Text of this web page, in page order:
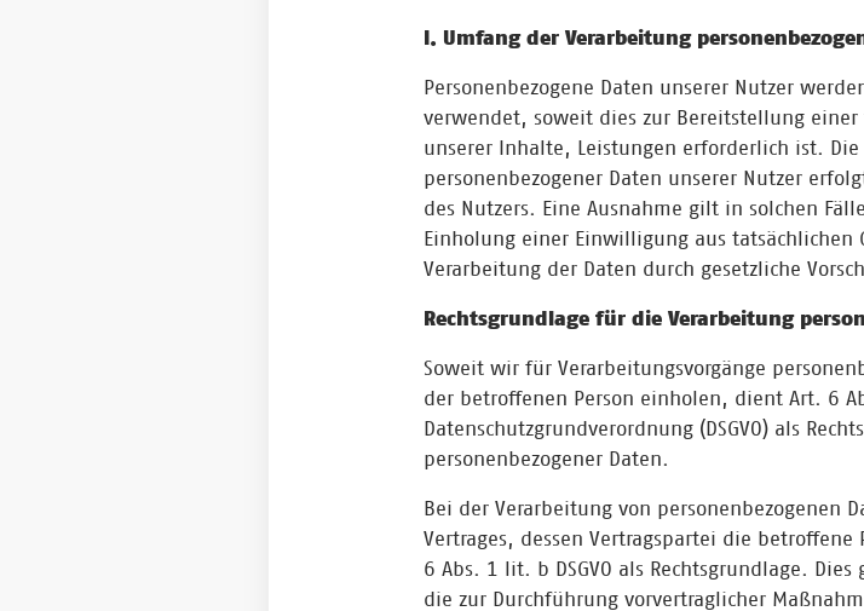
I. Umfang der Verarbeitung
Personenbezogene Daten unserer Nutzer
verwendet, soweit dies zur Bereitstellung
unserer Inhalte, Leistungen erforderlich ist.
personenbezogener Daten unserer Nutzer
des Nutzers. Eine Ausnahme gilt in solchen
Einholung einer Einwilligung aus
Verarbeitung der Daten durch gesetzliche
Rechtsgrundlage für die Verarbeitung
Soweit wir für Verarbeitungsvorgänge
der betroffenen Person einholen, dient Art. 6
Datenschutzgrundverordnung (DSGVO) als
personenbezogener Daten.
Bei der Verarbeitung von personenbezogenen
Vertrages, dessen Vertragspartei die
6 Abs. 1 lit. b DSGVO als Rechtsgrundlage.
die zur Durchführung vorvertraglicher